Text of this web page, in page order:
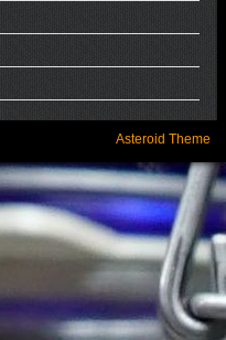
Asteroid Theme